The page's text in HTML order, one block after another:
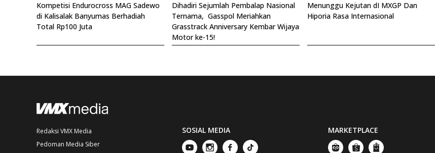
Kompetisi Endurocross MAG Sadewo
di Kalisalak Banyumas Berhadiah
Total Rp100 Juta
Dihadiri Sejumlah Pembalap Nasional
Ternama, Gasspol Meriahkan
Grasstrack Anniversary Kembar Wijaya
Motor ke-15!
Menunggu Kejutan dI MXGP Dan
Hiporia Rasa Internasional
Redaksi VMX Media
Pedoman Media Siber
SOSIAL MEDIA MARKETPLACE